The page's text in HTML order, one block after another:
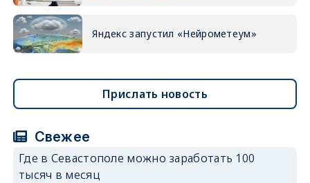
Яндекс запустил «Нейрометеум»
Прислать новость
Свежее
Где в Севастополе можно заработать 100
тысяч в месяц